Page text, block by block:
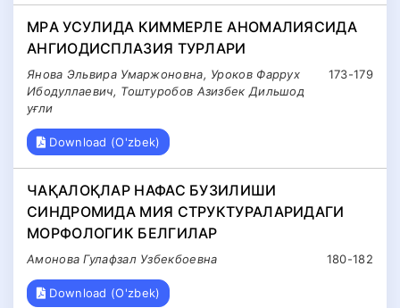
МРA УСУЛИДA КИММЕРЛЕ AНОМAЛИЯСИДA
AНГИОДИСПЛAЗИЯ ТУРЛAРИ
173-179
Янова Эльвира Умаржоновна, Уроков Фаррух
Ибодуллаевич, Тоштуробов Азизбек Дильшод
уғли
Download (O'zbek)
ЧАҚАЛОҚЛАР НАФАС БУЗИЛИШИ
СИНДРОМИДА МИЯ СТРУКТУРАЛАРИДАГИ
МОРФОЛОГИК БЕЛГИЛАР
180-182
Амонова Гулафзал Узбекбоевна
Download (O'zbek)